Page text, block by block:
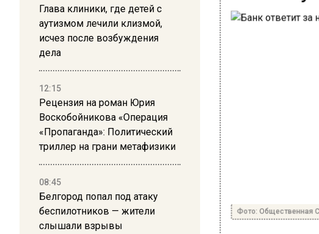
Глава клиники, где детей с
аутизмом лечили клизмой,
исчез после возбуждения
дела
12:15
Рецензия на роман Юрия
Воскобойникова «Операция
«Пропаганда»: Политический
триллер на грани метафизики
08:45
Белгород попал под атаку
беспилотников — жители
слышали взрывы
Фото: Общественная